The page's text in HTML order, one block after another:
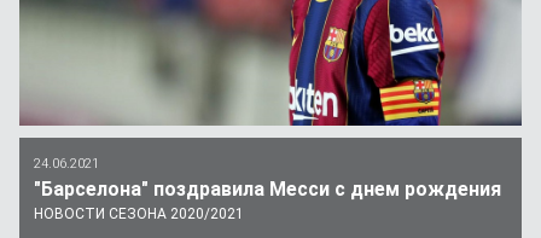
НОВОСТИ СЕЗОНА 2020/2021
"Барселона" поздравила Месси с днем рождения
24.06.2021